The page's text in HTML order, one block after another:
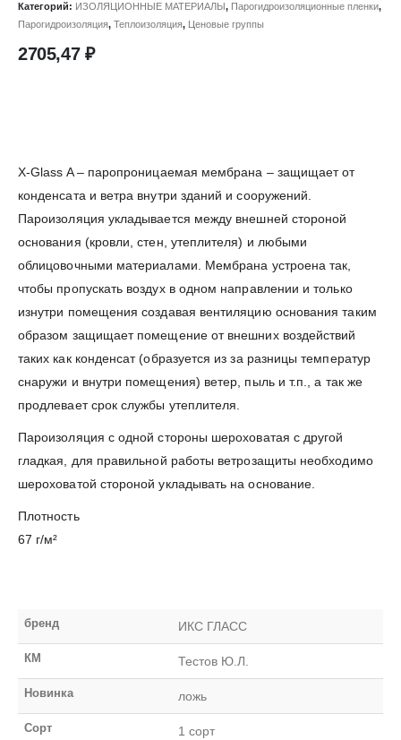
Категорий: ИЗОЛЯЦИОННЫЕ МАТЕРИАЛЫ , Парогидроизоляционные пленки,
Парогидроизоляция, Теплоизоляция, Ценовые группы
2705,47 ₽
X-Glass A – паропроницаемая мембрана – защищает от
конденсата и ветра внутри зданий и сооружений.
Пароизоляция укладывается между внешней стороной
основания (кровли, стен, утеплителя) и любыми
облицовочными материалами. Мембрана устроена так,
чтобы пропускать воздух в одном направлении и только
изнутри помещения создавая вентиляцию основания таким
образом защищает помещение от внешних воздействий
таких как конденсат (образуется из за разницы температур
снаружи и внутри помещения) ветер, пыль и т.п., а так же
продлевает срок службы утеплителя.
Пароизоляция с одной стороны шероховатая с другой
гладкая, для правильной работы ветрозащиты необходимо
шероховатой стороной укладывать на основание.
Плотность
67 г/м²
бренд ИКС ГЛАСС
КМ Тестов Ю.Л.
Новинка ложь
Сорт 1 сорт